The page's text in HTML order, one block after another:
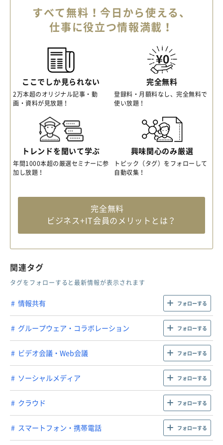
すべて無料！今日から使える、
仕事に役立つ情報満載！
ここでしか見られない
2万本超のオリジナル記事・動
画・資料が見放題！
完全無料
登録料・月額料なし、完全無料で
使い放題！
トレンドを聞いて学ぶ
年間1000本超の厳選セミナーに参
加し放題！
興味関心のみ厳選
トピック（タグ）をフォローして
自動収集！
完全無料
ビジネス+IT会員のメリットとは？
関連タグ
タグをフォローすると最新情報が表示されます
情報共有 フォローする
グループウェア・コラボレーション フォローする
ビデオ会議・Web会議 フォローする
ソーシャルメディア フォローする
クラウド フォローする
スマートフォン・携帯電話 フォローする